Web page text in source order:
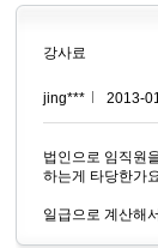
강사료
jing*** 2013-
법인으로 임직원
하는게 타당한가
일급으로 계산해